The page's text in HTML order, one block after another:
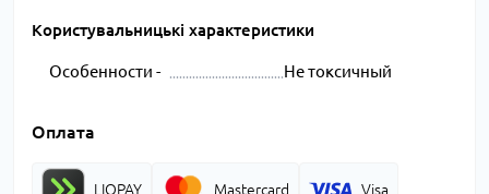
Користувальницькі характеристики
Особенности - Не токсичный
Оплата
LIQPAY Mastercard Visa